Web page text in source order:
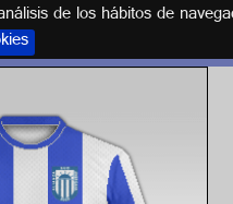
de los hábitos de